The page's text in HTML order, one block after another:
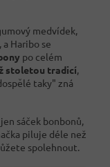
medvídek,
, a Haribo se
po celém
stoletou tradicí,
taky" zná
sáček bonbonů,
piluje déle než
spolehnout.